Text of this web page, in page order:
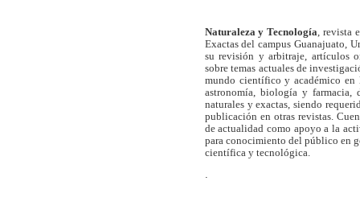
Naturaleza y Tecnología, revista
Exactas del campus Guanajuato,
su revisión y arbitraje, artículos
sobre temas actuales de
mundo científico y académico en
astronomía, biología y farmacia,
naturales y exactas, siendo
publicación en otras revistas.
de actualidad como apoyo a la
para conocimiento del público en
científica y tecnológica.
.